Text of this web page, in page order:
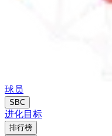
球员
SBC
进化目标
排行榜